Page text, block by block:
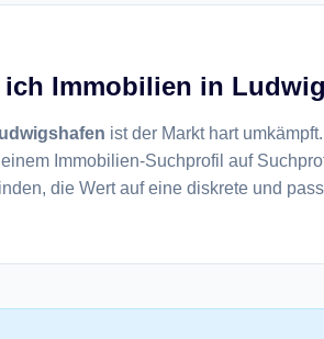
Immobilien in
ist der Markt hart
Immobilien-Suchprofil auf
die Wert auf eine diskrete und